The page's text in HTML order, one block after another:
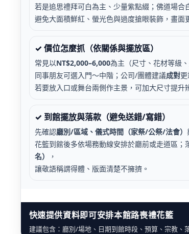
若是追思禮拜可白為主、少量紫點綴；佛道場合
避免大面積鮮紅、螢光色與過度搶眼裝飾，畫面
✓ 價位怎麼抓（依關係與擺放區）
常見以NT$2,000–6,000為主（尺寸、花材等級
同事朋友可選入門～中階；公司/團體建議成對更
若要放入口或舞台兩側作主景，可加大尺寸提升
✓ 到館擺放與落款（避免送錯/寫錯）
先確認廳別/區域、儀式時間（家祭/公祭/法會）
花籃到館後多依場務動線安排於廳前或走道區；
名）
，
讓敬語稱謂得體、版面清楚不擁擠。
快速提供資料即可安排本館路喪禮花籃
建議包含：廳別/場地、日期到館時段、預算、宗教、